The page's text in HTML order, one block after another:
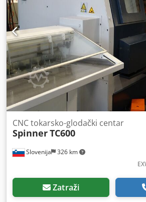
Slovenija 326 km
CNC tokarsko-glodački centar
SpinnerTC600
Zatraži